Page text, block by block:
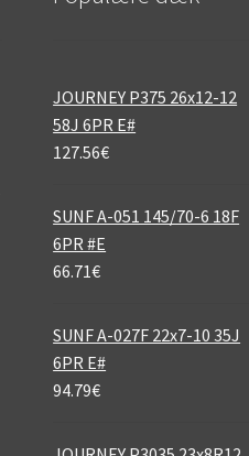
JOURNEY P375 26x12-12
58J 6PR E#
127.56€
SUNF A-051 145/70-6 18F
6PR #E
66.71€
SUNF A-027F 22x7-10 35J
6PR E#
94.79€